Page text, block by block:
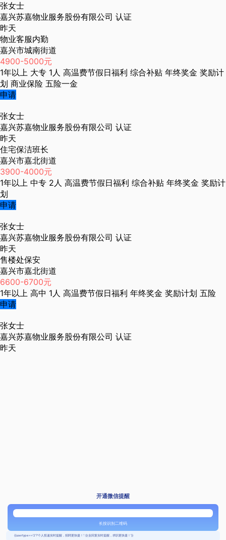
张女士
嘉兴苏嘉物业服务股份有限公司 认证
昨天
物业客服内勤
嘉兴市城南街道
4900-5000元
1年以上 大专 1人 高温费节假日福利 综合补贴 年终奖金 奖励计
划 商业保险 五险一金
申请
张女士
嘉兴苏嘉物业服务股份有限公司 认证
昨天
住宅保洁班长
嘉兴市嘉北街道
3900-4000元
1年以上 中专 2人 高温费节假日福利 综合补贴 年终奖金 奖励计
划
申请
张女士
嘉兴苏嘉物业服务股份有限公司 认证
昨天
售楼处保安
嘉兴市嘉北街道
6600-6700元
1年以上 高中 1人 高温费节假日福利 年终奖金 奖励计划 五险
申请
张女士
嘉兴苏嘉物业服务股份有限公司 认证
昨天
开通微信提醒
长按识别二维码
{{usertype=='2'?'个人投递实时提醒，招聘更快捷！':'企业回复实时提醒，求职更快捷！'}}